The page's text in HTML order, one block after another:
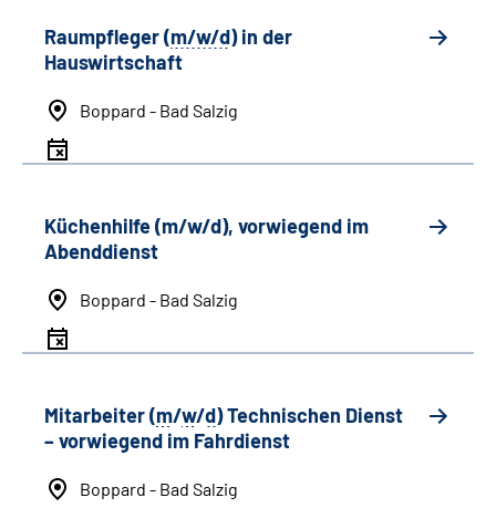
Raumpfleger (m/w/d) in der
Hauswirtschaft
Boppard - Bad Salzig
Küchenhilfe (m/w/d), vorwiegend im
Abenddienst
Boppard - Bad Salzig
Mitarbeiter (m/w/d) Technischen Dienst
– vorwiegend im Fahrdienst
Boppard - Bad Salzig